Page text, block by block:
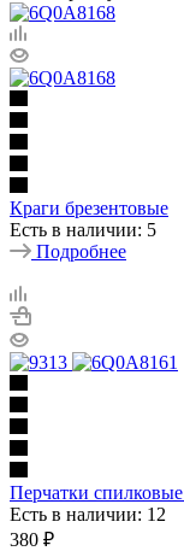
Краги брезентовые
Есть в наличии: 5
Подробнее
Перчатки
Есть в наличии: 12
380 ₽